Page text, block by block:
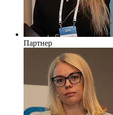
Партнер